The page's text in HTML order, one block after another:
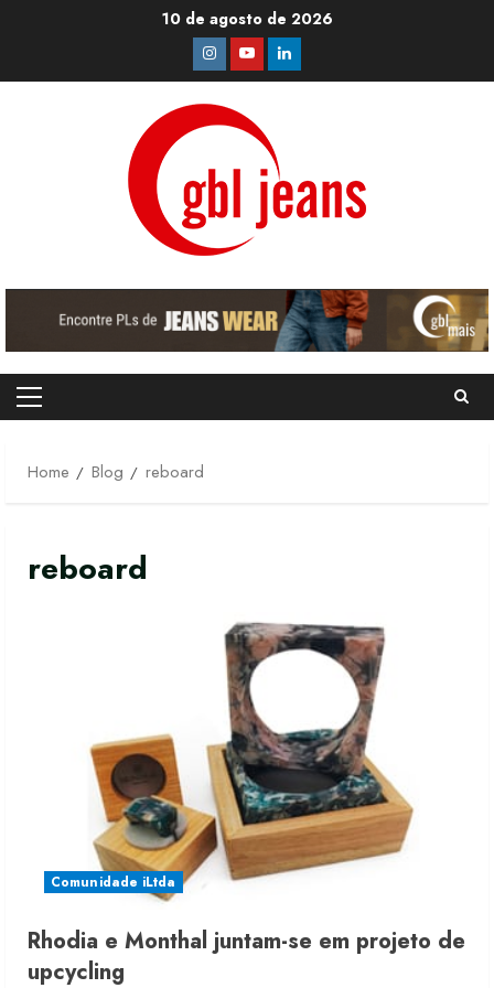
10 de agosto de 2026
Instagram
YoutubeLinkedin
Primary
Home
Blog reboard
reboard
Comunidade iLtda
Rhodia e Monthal juntam-se em projeto de
upcycling
Moda vende US$63,7 bilhões em